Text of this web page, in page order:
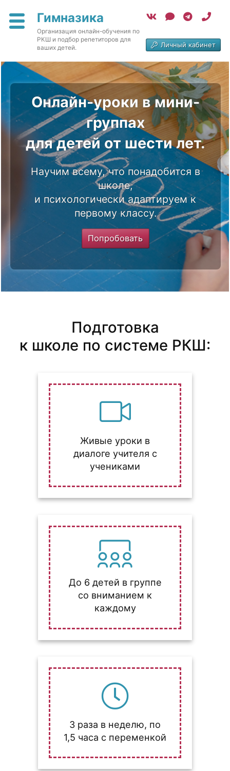
Гимназика
Организация онлайн-обучения по
РКШ и подбор репетиторов для
ваших детей.
Личный кабинет
Онлайн-уроки в мини-
группах
для детей от шести лет.
Научим всему, что понадобится в
школе,
и психологически адаптируем к
первому классу.
Попробовать
Подготовка
к школе по системе РКШ:
Живые уроки в
диалоге учителя с
учениками
До 6 детей в группе
со вниманием к
каждому
3 раза в неделю, по
1,5 часа с переменкой